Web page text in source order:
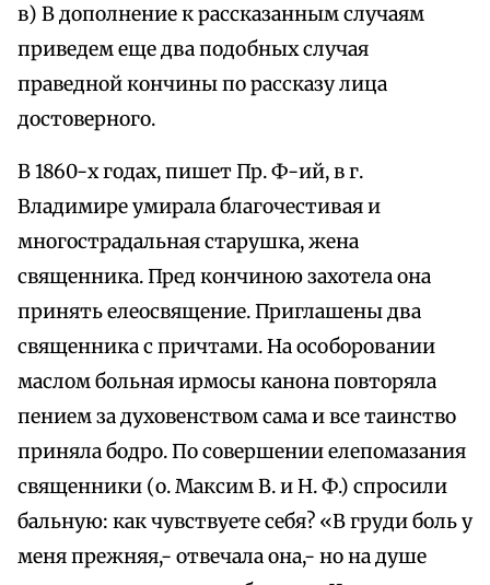
в) В дополнение к рассказанным случаям
приведем еще два подобных случая
праведной кончины по рассказу лица
достоверного.
В 1860-х годах, пишет Пр. Ф-ий, в г.
Владимире умирала благочестивая и
многострадальная старушка, жена
священника. Пред кончиною захотела она
принять елеосвящение. Приглашены два
священника с причтами. На особоровании
маслом больная ирмосы канона повторяла
пением за духовенством сама и все таинство
приняла бодро. По совершении елепомазания
священники (о. Максим В. и Н. Ф.) спросили
бальную: как чувствуете себя? «В груди боль у
меня прежняя,- отвечала она,- но на душе